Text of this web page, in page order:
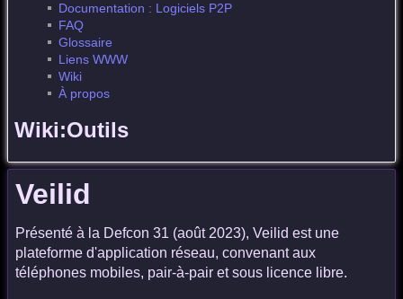
Documentation : Logiciels P2P
FAQ
Glossaire
Liens WWW
Wiki
À propos
Wiki:Outils
Veilid
Présenté à la Defcon 31 (août 2023), Veilid est une
plateforme d'application réseau, convenant aux
téléphones mobiles, pair-à-pair et sous licence libre.